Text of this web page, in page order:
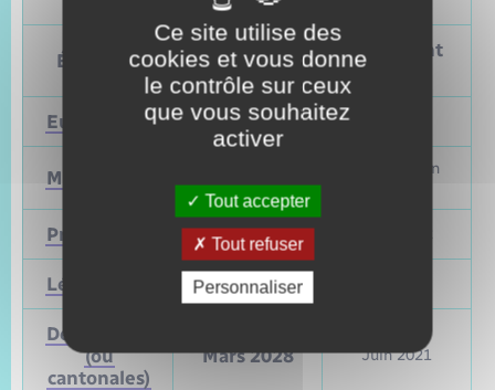
Élections
Prochain
vote
Précédent
Européennes 9 juin 2024
Municipales
Mars et juin
Présidentielle 2027
Législatives 2027
Départementales
(ou
cantonales)
Mars 2028 Juin 2021
Ce site utilise des
cookies et vous donne
le contrôle sur ceux
que vous souhaitez
activer
Tout accepter
Tout refuser
Personnaliser